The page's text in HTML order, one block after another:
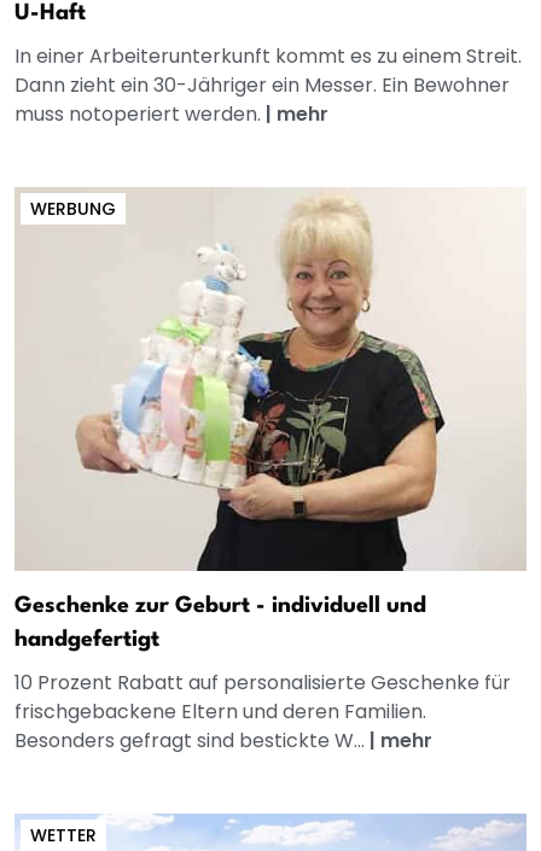
U-Haft
In einer Arbeiterunterkunft kommt es zu einem Streit.
Dann zieht ein 30-Jähriger ein Messer. Ein Bewohner
muss notoperiert werden. | mehr
WERBUNG
Geschenke zur Geburt - individuell und
handgefertigt
10 Prozent Rabatt auf personalisierte Geschenke für
frischgebackene Eltern und deren Familien.
Besonders gefragt sind bestickte W... | mehr
WETTER